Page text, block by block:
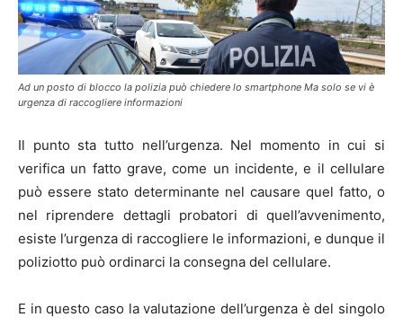
Ad un posto di blocco la polizia può chiedere lo smartphone Ma solo se vi è
urgenza di raccogliere informazioni
Il punto sta tutto nell’urgenza. Nel momento in cui si
verifica un fatto grave, come un incidente, e il cellulare
può essere stato determinante nel causare quel fatto, o
nel riprendere dettagli probatori di quell’avvenimento,
esiste l’urgenza di raccogliere le informazioni, e dunque il
poliziotto può ordinarci la consegna del cellulare.
E in questo caso la valutazione dell’urgenza è del singolo